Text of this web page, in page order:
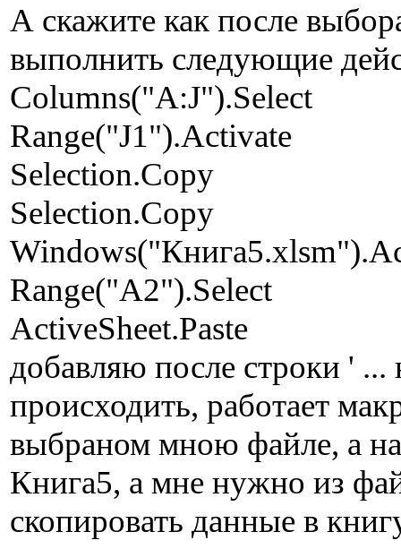
А скажите как после
выполнить следующие
Columns("A:J").Select
Range("J1").Activate
Selection.Copy
Selection.Copy
Range("A2").Select
ActiveSheet.Paste
добавляю после строки ' ...
происходить, работает
выбраном мною файле, а
Книга5, а мне нужно из
скопировать данные в